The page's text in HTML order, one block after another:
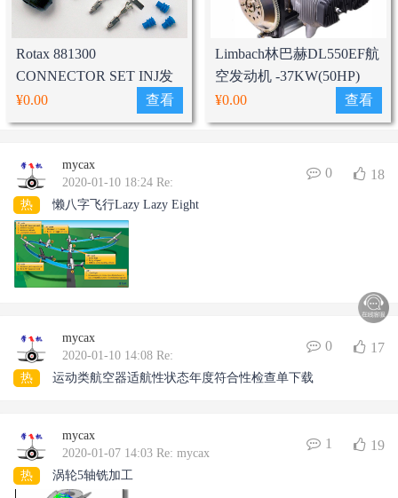
Rotax 881300
CONNECTOR SET INJ发
动机喷油嘴连接头套装
¥0.00 查看
Limbach林巴赫DL550EF航
空发动机 -37KW(50HP)
¥0.00
查看
mycax
2020-01-10 18:24 Re:
0 18
热 懒八字飞行Lazy Lazy Eight
mycax
2020-01-10 14:08 Re:
0 17
热 运动类航空器适航性状态年度符合性检查单下载
mycax
2020-01-07 14:03 Re: mycax
1 19
热 涡轮5轴铣加工